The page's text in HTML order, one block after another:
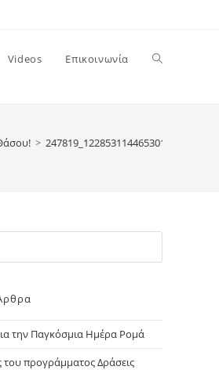
Videos Επικοινωνία Toggle
>
Escape
την Παγκόσμια Ημέρα Ρομά
προγράμματος Δράσεις